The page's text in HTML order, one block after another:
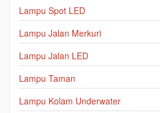
Lampu Spot LED
Lampu Jalan Merkuri
Lampu Jalan LED
Lampu Taman
Lampu Kolam Underwater